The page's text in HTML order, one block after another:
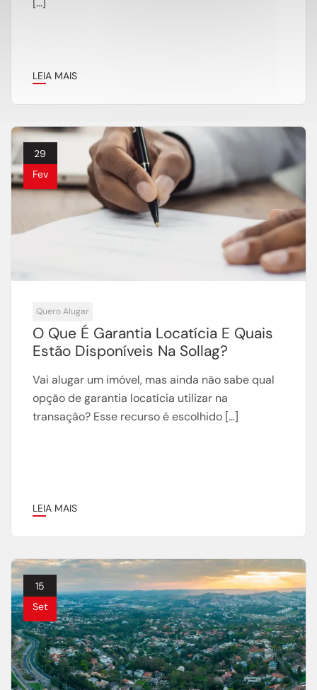
LEIA MAIS
29
Fev
Quero Alugar
O Que É Garantia Locatícia E Quais
Estão Disponíveis Na Sollag?
Vai alugar um imóvel, mas ainda não sabe qual
opção de garantia locatícia utilizar na
transação? Esse recurso é escolhido […]
LEIA MAIS
15
Set